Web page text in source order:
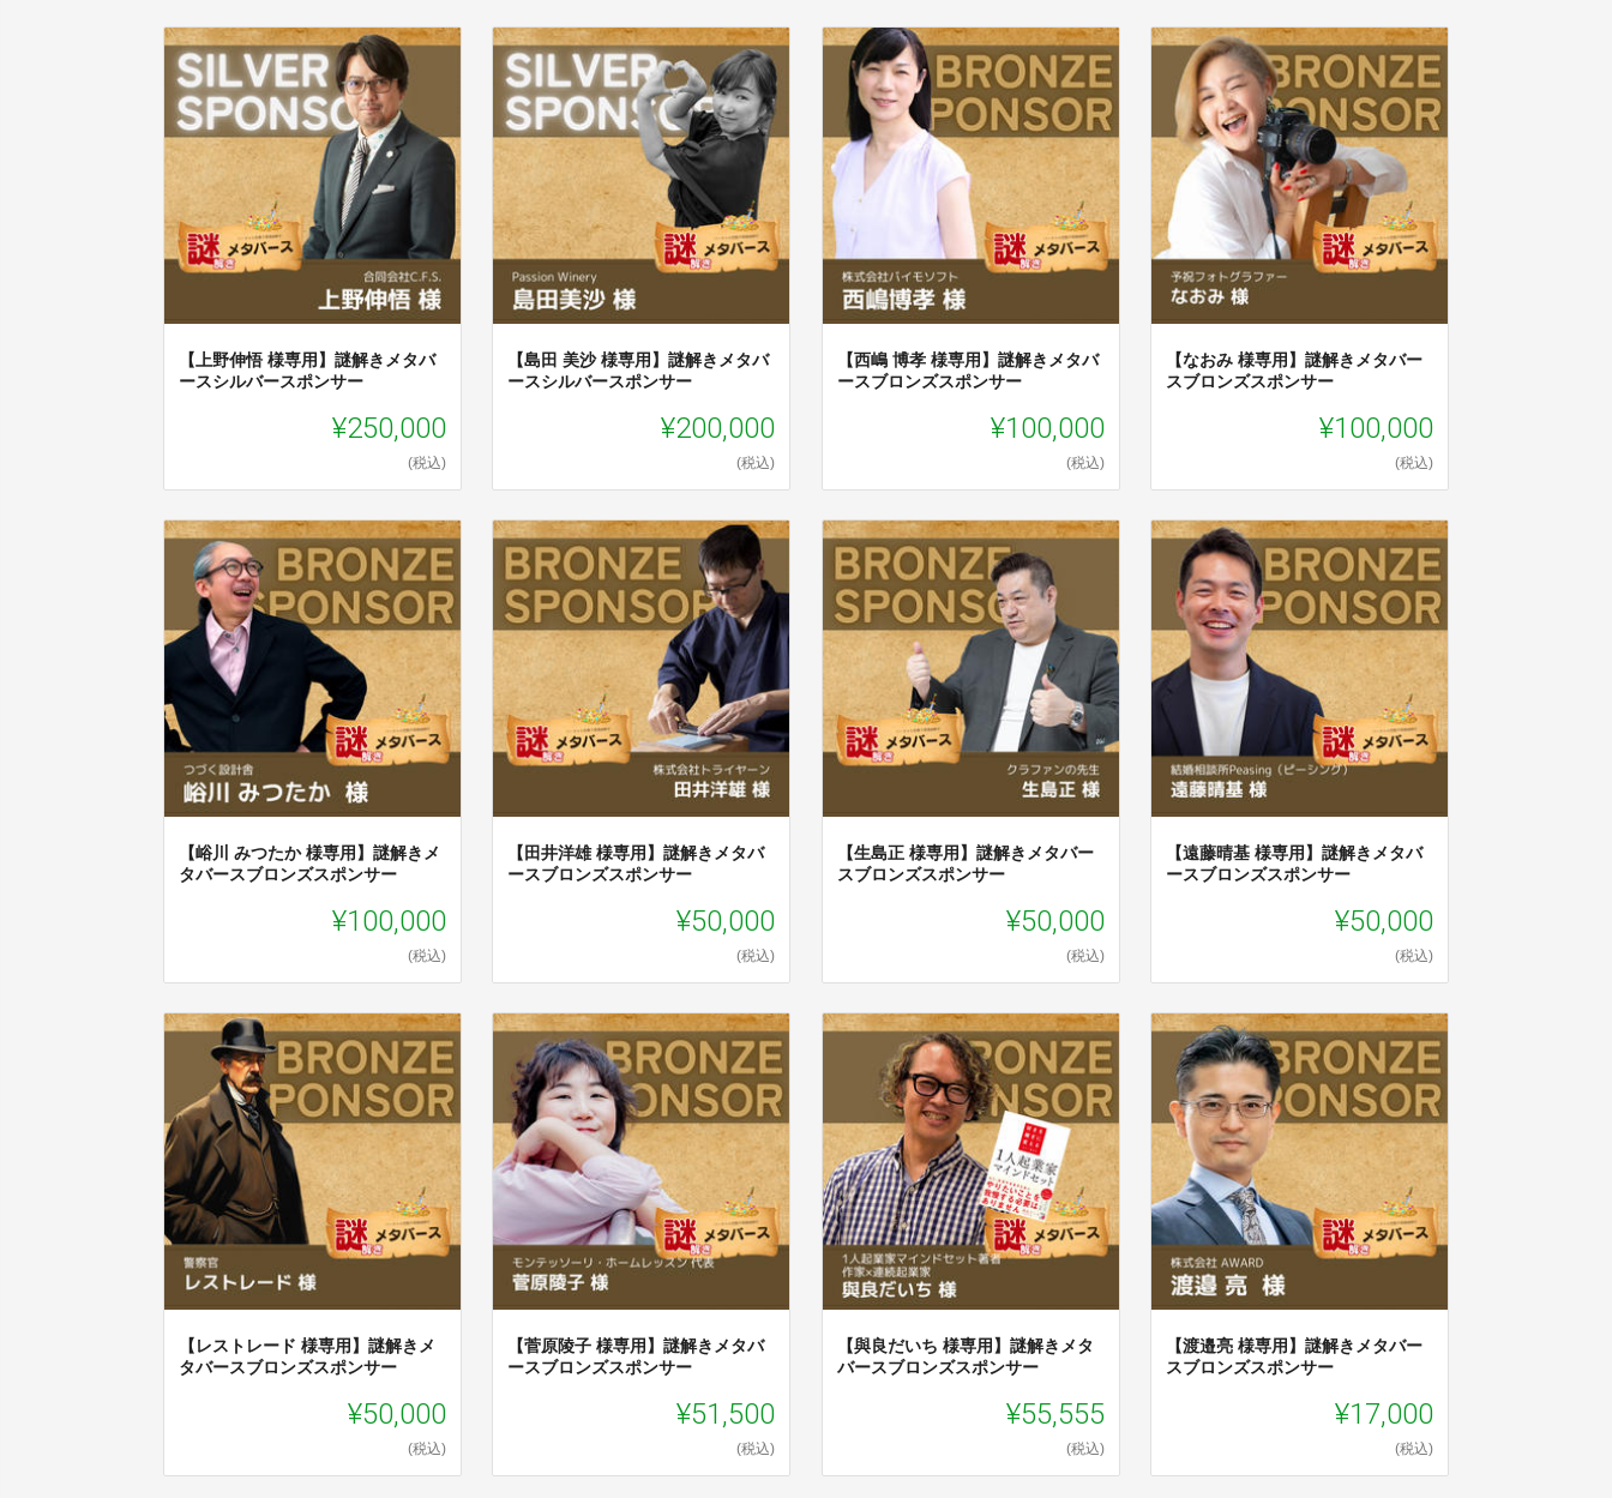
【上野伸悟 様専用】謎解きメタバ
ースシルバースポンサー
¥250,000
(税込)
【島田 美沙 様専用】謎解きメタバ
ースシルバースポンサー
¥200,000
(税込)
【西嶋 博孝 様専用】謎解きメタバ
ースブロンズスポンサー
¥100,000
(税込)
【なおみ 様専用】謎解きメタバー
スブロンズスポンサー
¥100,000
(税込)
【峪川 みつたか 様専用】謎解きメ
タバースブロンズスポンサー
¥100,000
(税込)
【田井洋雄 様専用】謎解きメタバ
ースブロンズスポンサー
¥50,000
(税込)
【生島正 様専用】謎解きメタバー
スブロンズスポンサー
¥50,000
(税込)
【遠藤晴基 様専用】謎解きメタバ
ースブロンズスポンサー
¥50,000
(税込)
【レストレード 様専用】謎解きメ
タバースブロンズスポンサー
¥50,000
(税込)
【菅原陵子 様専用】謎解きメタバ
ースブロンズスポンサー
¥51,500
(税込)
【與良だいち 様専用】謎解きメタ
バースブロンズスポンサー
¥55,555
(税込)
【渡邉亮 様専用】謎解きメタバー
スブロンズスポンサー
¥17,000
(税込)